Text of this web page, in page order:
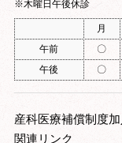
※木曜日午後休診
月
午前
〇
午後
〇
産科医療補償制度
関連リンク